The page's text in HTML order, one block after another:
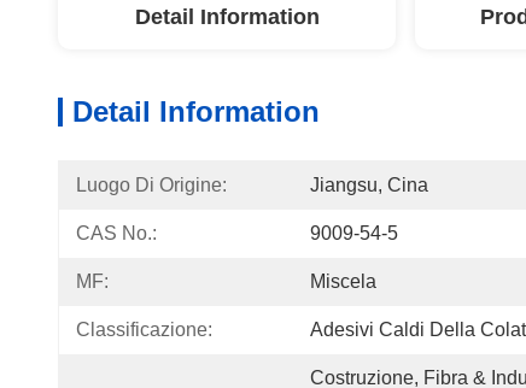
Detail Information
Detail Information
Luogo Di Origine: Jiangsu, Cina
CAS No.: 9009-54-5
MF: Miscela
Classificazione: Adesivi Caldi Della
Costruzione, Fibra &